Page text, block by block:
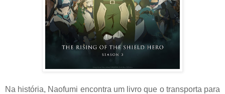
Na história, Naofumi encontra um livro que o transporta para